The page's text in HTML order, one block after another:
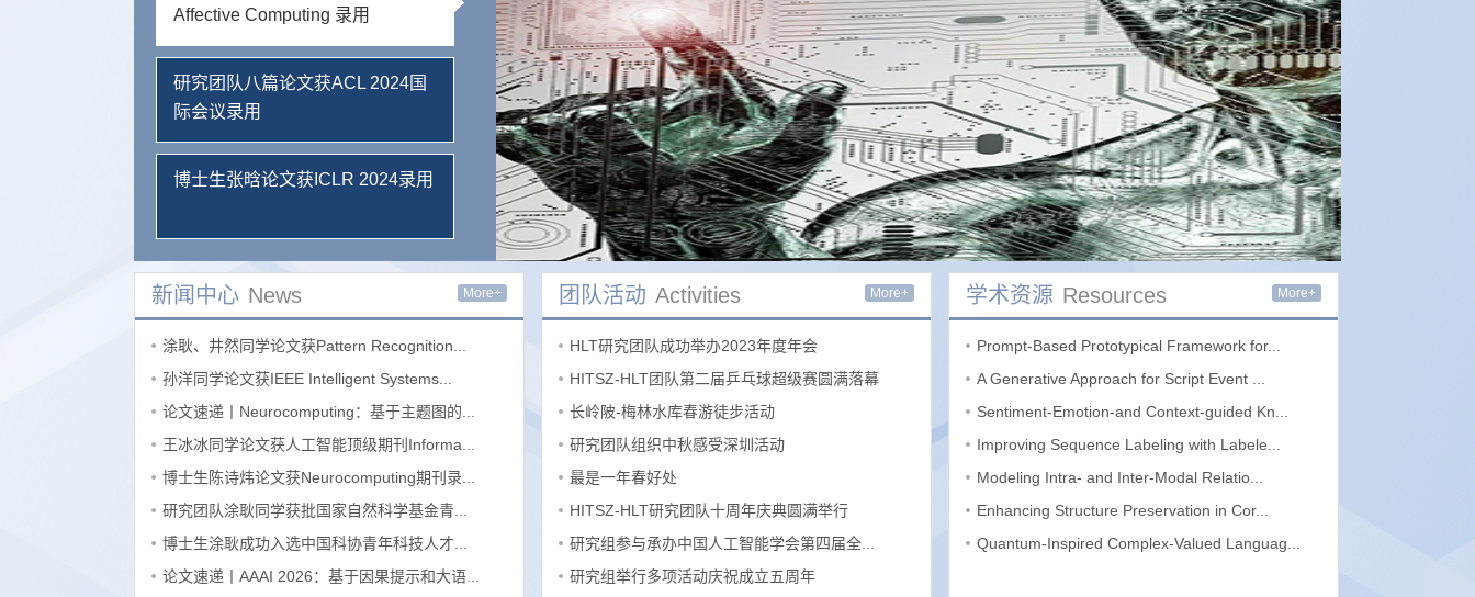
Affective Computing 录用
研究团队八篇论文获ACL 2024国
际会议录用
博士生张晗论文获ICLR 2024录用
More+
新闻中心 News
涂耿、井然同学论文获Pattern Recognition...
孙洋同学论文获IEEE Intelligent Systems...
论文速递丨Neurocomputing：基于主题图的...
王冰冰同学论文获人工智能顶级期刊Informa...
博士生陈诗炜论文获Neurocomputing期刊录...
研究团队涂耿同学获批国家自然科学基金青...
博士生涂耿成功入选中国科协青年科技人才...
论文速递丨AAAI 2026：基于因果提示和大语...
More+
团队活动 Activities
HLT研究团队成功举办2023年度年会
HITSZ-HLT团队第二届乒乓球超级赛圆满落幕
长岭陂-梅林水库春游徒步活动
研究团队组织中秋感受深圳活动
最是一年春好处
HITSZ-HLT研究团队十周年庆典圆满举行
研究组参与承办中国人工智能学会第四届全...
研究组举行多项活动庆祝成立五周年
More+
学术资源 Resources
Prompt-Based Prototypical Framework for...
A Generative Approach for Script Event ...
Sentiment-Emotion-and Context-guided Kn...
Improving Sequence Labeling with Labele...
Modeling Intra- and Inter-Modal Relatio...
Enhancing Structure Preservation in Cor...
Quantum-Inspired Complex-Valued Languag...